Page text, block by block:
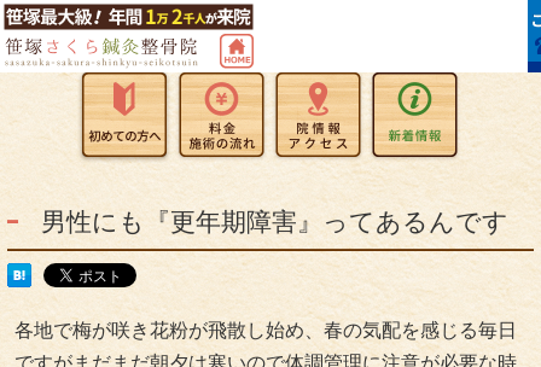
男性にも『更年期障害』ってあるんです
各地で梅が咲き花粉が飛散し始め、春の気配を感じる毎日
ですがまだまだ朝夕は寒いので体調管理に注意が必要な時